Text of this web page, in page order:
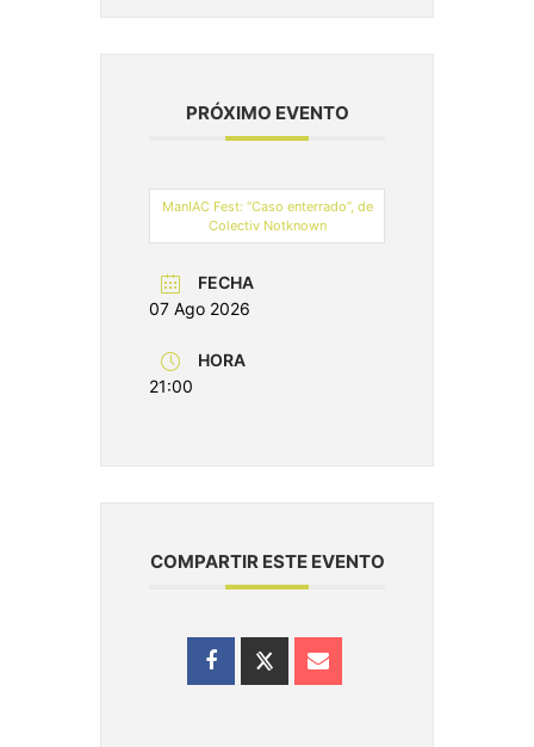
PRÓXIMO EVENTO
ManIAC Fest: “Caso enterrado”, de
Colectiv Notknown
FECHA
07 Ago 2026
HORA
21:00
COMPARTIR ESTE EVENTO